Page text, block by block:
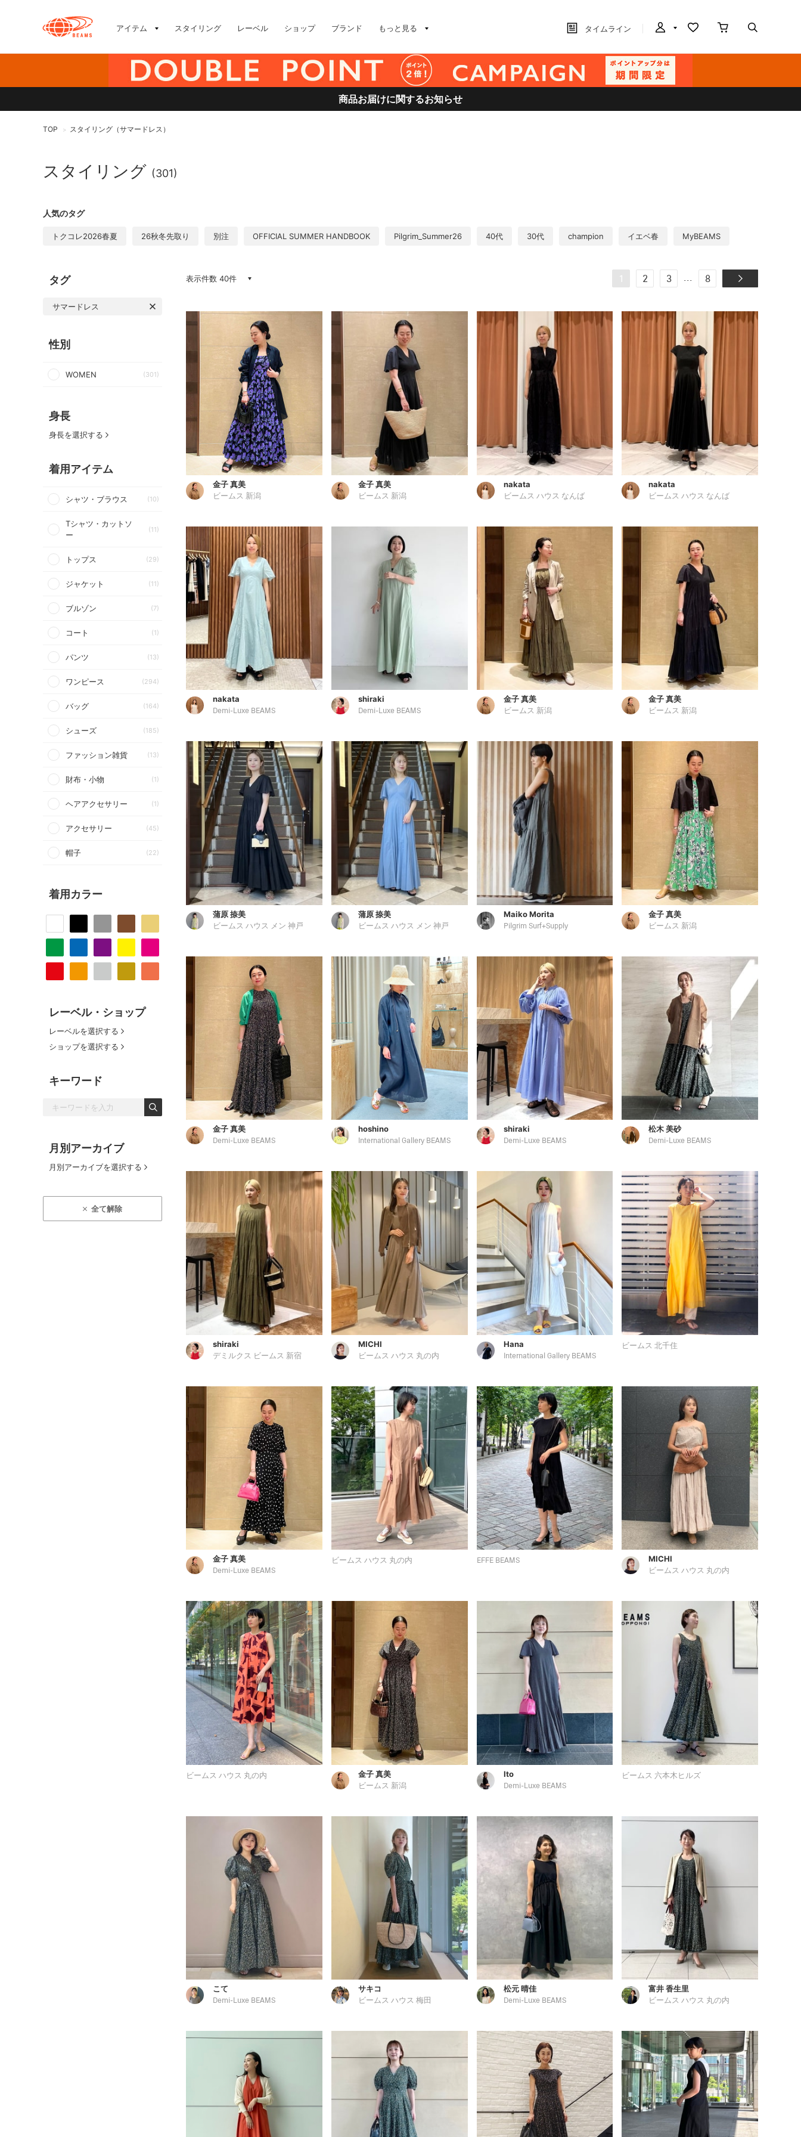
アイテム スタイリング レーベル ショップ ブランド もっと見る タイムライン
商品お届けに関するお知らせ
TOP > スタイリング（サマードレス）
スタイリング (301)
人気のタグ
トクコレ2026春夏 26秋冬先取り 別注 OFFICIAL SUMMER HANDBOOK Pilgrim_Summer26 40代 30代 champion イエベ春 MyBEAMS
タグ
サマードレス
性別
WOMEN (301)
身長
身長を選択する
着用アイテム
シャツ・ブラウス (10)
Tシャツ・カットソ
ー
(11)
トップス (29)
ジャケット (11)
ブルゾン (7)
コート (1)
パンツ (13)
ワンピース (294)
バッグ (164)
シューズ (185)
ファッション雑貨 (13)
財布・小物 (1)
ヘアアクセサリー (1)
アクセサリー (45)
帽子 (22)
着用カラー
レーベル・ショップ
レーベルを選択する
ショップを選択する
キーワード
月別アーカイブ
月別アーカイブを選択する
全て解除
表示件数 40件 1 2 3 ... 8
金子 真美
ビームス 新潟
金子 真美
ビームス 新潟
nakata
ビームス ハウス なんば
nakata
ビームス ハウス なんば
nakata
Demi-Luxe BEAMS
shiraki
Demi-Luxe BEAMS
金子 真美
ビームス 新潟
金子 真美
ビームス 新潟
蒲原 捺美
ビームス ハウス メン 神戸
蒲原 捺美
ビームス ハウス メン 神戸
Maiko Morita
Pilgrim Surf+Supply
金子 真美
ビームス 新潟
金子 真美
Demi-Luxe BEAMS
hoshino
International Gallery BEAMS
shiraki
Demi-Luxe BEAMS
松木 美砂
Demi-Luxe BEAMS
shiraki
デミルクス ビームス 新宿
MICHI
ビームス ハウス 丸の内
Hana
International Gallery BEAMS
ビームス 北千住
金子 真美
Demi-Luxe BEAMS
ビームス ハウス 丸の内 EFFE BEAMS MICHI
ビームス ハウス 丸の内
ビームス ハウス 丸の内 金子 真美
ビームス 新潟
Ito
Demi-Luxe BEAMS
ビームス 六本木ヒルズ
こて
Demi-Luxe BEAMS
サキコ
ビームス ハウス 梅田
松元 晴佳
Demi-Luxe BEAMS
富井 香生里
ビームス ハウス 丸の内